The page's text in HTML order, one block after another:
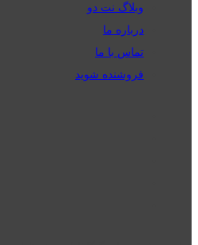
وبلاگ نت دو
درباره ما
تماس با ما
فروشنده شوید